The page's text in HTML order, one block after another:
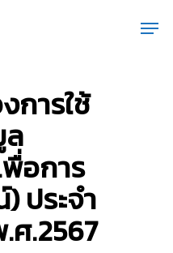
การใช้
อการ
ประจำ
.2567